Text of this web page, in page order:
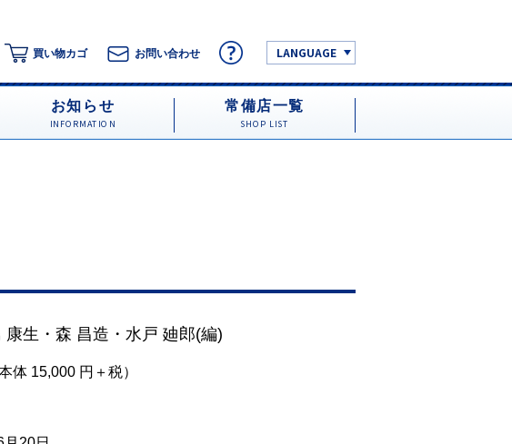
買い物カゴ お問い合わせ LANGUAGE
お知らせ
INFORMATION
常備店一覧
SHOP LIST
康生 ・ 森 昌造 ・ 水戸 廸郎(編)
体 15,000 円＋税）